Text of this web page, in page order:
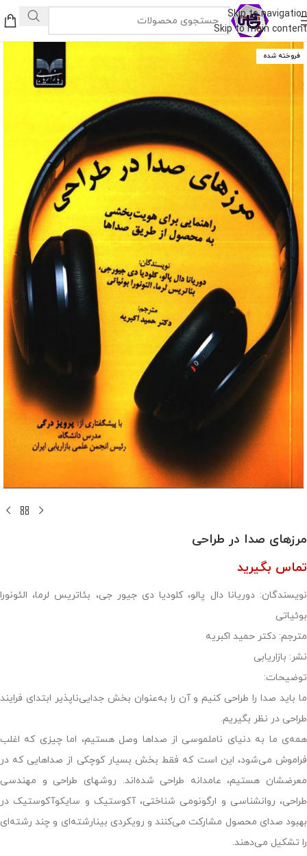
Skip to navigation
Skip to main content
فروخته شده
مرزهای صدا در طراحی
تماس بگیرید
نویسندگان: دوریانا دال پالو، کلودیا دی جیور جی، بئاتریس لرما، الئونورا
بوئیاتی
مترجم: دکتر حمید اکبریه
نشر: بازاریابی
توضیحات:
ما باید صدا را طراحی کنیم و آن را به‌عنوان بخش جدایی‌ناپذیر ابتدای فرایند
طراحی در نظر بگیریم.
همه‌ی ما به دنیای ناملموسی از صداها وصل هستیم، اما چیزی که اغلب
فراموش می‌شود، این است که فقط بخش بسیار کوچکی از صداهایی که در
معرضشان هستیم، عامدانه طراحی شده‌اند. روشهای طراحی و مهندسی
طراحی، روانشناسی و ارگونومی شناختی، آکوستیک و سایکوآکوستیک در
بهبود صدای محصول مشارکت می‌کنند و رویکردی بینارشته‌ای و چند رشته‌ای
را تشکیل می‌دهند.